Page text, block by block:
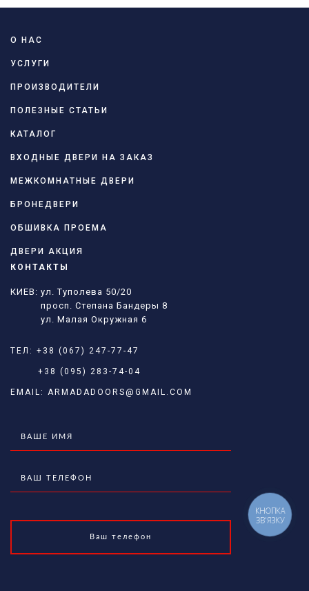
О НАС
УСЛУГИ
ПРОИЗВОДИТЕЛИ
ПОЛЕЗНЫЕ СТАТЬИ
КАТАЛОГ
ВХОДНЫЕ ДВЕРИ НА ЗАКАЗ
МЕЖКОМНАТНЫЕ ДВЕРИ
БРОНЕДВЕРИ
ОБШИВКА ПРОЕМА
ДВЕРИ АКЦИЯ
КОНТАКТЫ
КИЕВ: ул. Туполева 50/20
просп. Степана Бандеры 8
ул. Малая Окружная 6
ТЕЛ: +38 (067) 247-77-47
+38 (095) 283-74-04
EMAIL: ARMADADOORS@GMAIL.COM
КНОПКА
ЗВ'ЯЗКУ